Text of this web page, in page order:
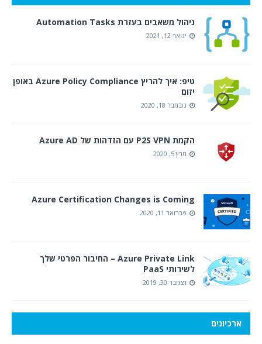
ניהול משאבים בעזרת Automation Tasks
ינואר 12, 2021
טיפ: איך להריץ Azure Policy Compliance באופן
יזום
נובמבר 18, 2020
הקמת P2S VPN עם הזדהות של Azure AD
מרץ 5, 2020
Azure Certification Changes is Coming
פברואר 11, 2020
Azure Private Link – החיבור הפרטי שלך
לשירותי PaaS
דצמבר 30, 2019
ארכיונים